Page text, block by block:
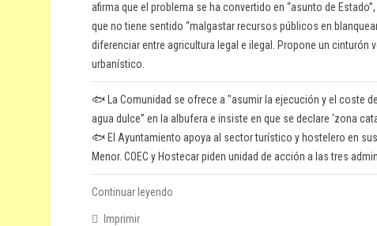
afirma que el problema se ha convertido en “asunto de
que no tiene sentido “malgastar recursos públicos en
diferenciar entre agricultura legal e ilegal. Propone un cinturón
urbanístico.
🐟 La Comunidad se ofrece a "asumir la ejecución y el coste
agua dulce” en la albufera e insiste en que se declare ‘zona
🐟 El Ayuntamiento apoya al sector turístico y hostelero en
Menor. COEC y Hostecar piden unidad de acción a las tres
Continuar leyendo
Imprimir